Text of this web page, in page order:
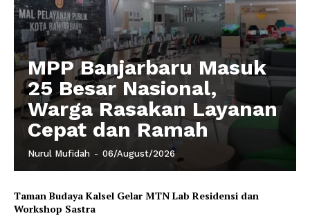
MPP Banjarbaru Masuk
25 Besar Nasional,
Warga Rasakan Layanan
Cepat dan Ramah
Nurul Mufidah - 06/August/2026
Taman Budaya Kalsel Gelar MTN Lab Residensi dan
Workshop Sastra